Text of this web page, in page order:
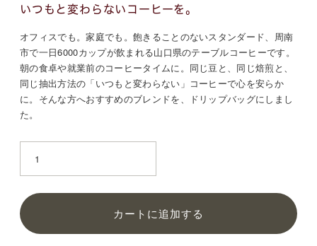
いつもと変わらないコーヒーを。
オフィスでも。家庭でも。飽きることのないスタンダード、周南
市で一日6000カップが飲まれる山口県のテーブルコーヒーです。
朝の食卓や就業前のコーヒータイムに。同じ豆と、同じ焙煎と、
同じ抽出方法の「いつもと変わらない」コーヒーで心を安らか
に。そんな方へおすすめのブレンドを、ドリップバッグにしまし
た。
カートに追加する